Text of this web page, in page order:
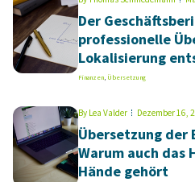
Der
professionelle
Lokalisierung
Finanzen, Übersetzung
ByLea Valder Dezember 16,
Übersetzung der
Warum auch das
Hände gehört